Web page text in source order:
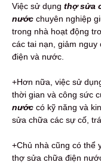
Việc sử dụng thợ sửa
nước chuyên nghiệp
trong nhà hoạt động
các tai nạn, giảm
điện và nước.
+Hơn nữa, việc sử
thời gian và công sức
nước có kỹ năng và
sửa chữa các sự cố,
+Chủ nhà cũng có thể
thợ sửa chữa điện